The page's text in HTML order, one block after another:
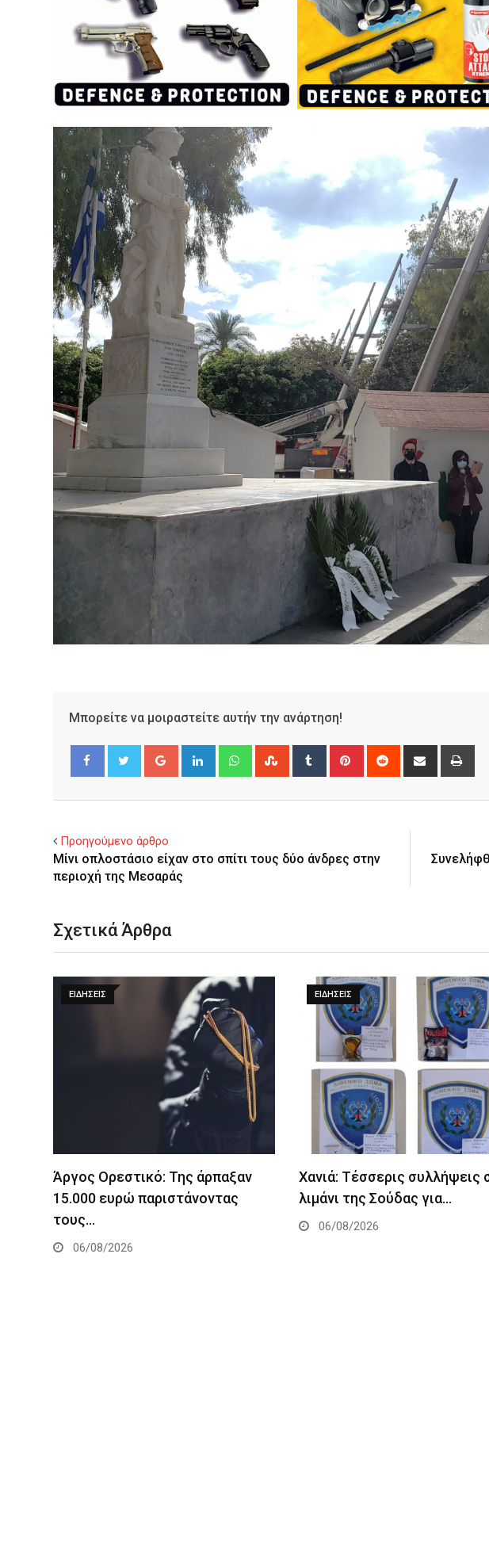
Μπορείτε να μοιραστείτε αυτήν την ανάρτηση!
Google+ LinkedIn WhatsappStumbleUpon
Tumblr Pinterest Reddit
Share
Προηγούμενο άρθρο
Μίνι οπλοστάσιο είχαν στο σπίτι τους δύο άνδρες στην
περιοχή της Μεσαράς
Σχετικά Άρθρα
ΕΙΔΉΣΕΙΣ
Άργος Ορεστικό: Της άρπαξαν
15.000 ευρώ παριστάνοντας
τους…
06/08/2026
ΕΙΔΉΣΕΙΣ
Χανιά: Τέσσερις συλλήψεις
λιμάνι της Σούδας για…
06/08/2026